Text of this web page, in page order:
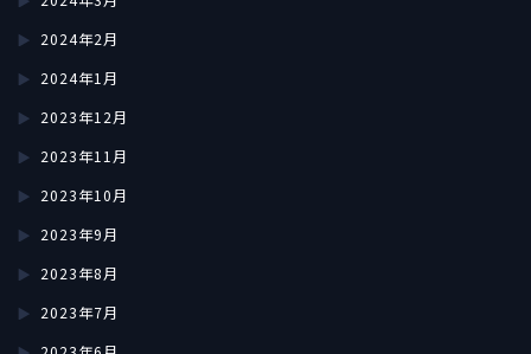
2024年2月
2024年1月
2023年12月
2023年11月
2023年10月
2023年9月
2023年8月
2023年7月